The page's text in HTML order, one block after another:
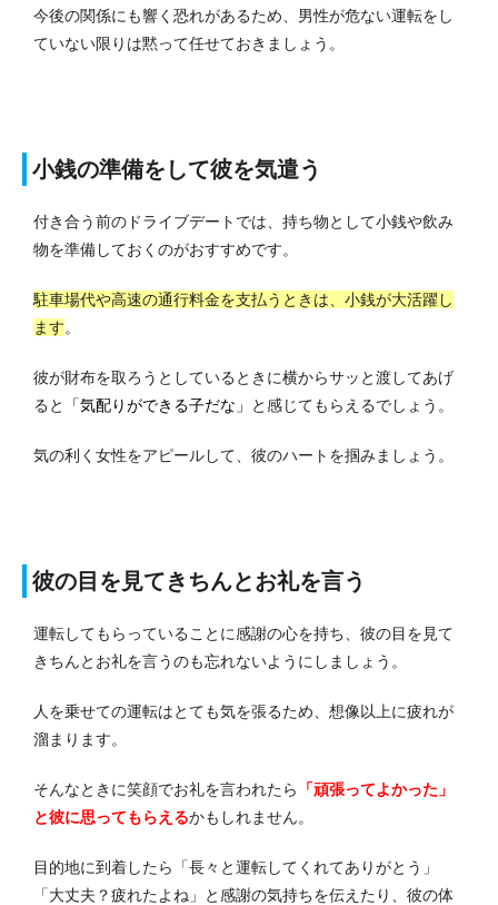
今後の関係にも響く恐れがあるため、男性が危ない運転をし
ていない限りは黙って任せておきましょう。
小銭の準備をして彼を気遣う
付き合う前のドライブデートでは、持ち物として小銭や飲み
物を準備しておくのがおすすめです。
駐車場代や高速の通行料金を支払うときは、小銭が大活躍し
ます。
彼が財布を取ろうとしているときに横からサッと渡してあげ
ると
「気配りができる子だな」 と感じてもらえるでしょう。
気の利く女性をアピールして、彼のハートを掴みましょう。
彼の目を見てきちんとお礼を言う
運転してもらっていることに感謝の心を持ち、彼の目を見て
きちんとお礼を言うのも忘れないようにしましょう。
人を乗せての運転はとても気を張るため、想像以上に疲れが
溜まります。
そんなときに笑顔でお礼を言われたら
「頑張ってよかった」
と彼に思ってもらえるかもしれません。
目的地に到着したら「長々と運転してくれてありがとう」
「大丈夫？疲れたよね」と感謝の気持ちを伝えたり、彼の体